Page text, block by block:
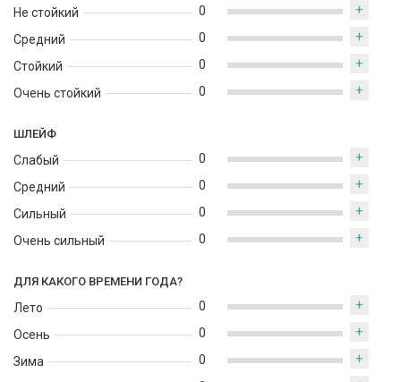
Не стойкий
Средний
Стойкий
Очень стойкий
0 +
0 +
0 +
0 +
ШЛЕЙФ
Слабый
Средний
Сильный
Очень сильный
0 +
0 +
0 +
0 +
ДЛЯ КАКОГО ВРЕМЕНИ ГОДА?
Лето
Осень
Зима
0 +
0 +
0 +